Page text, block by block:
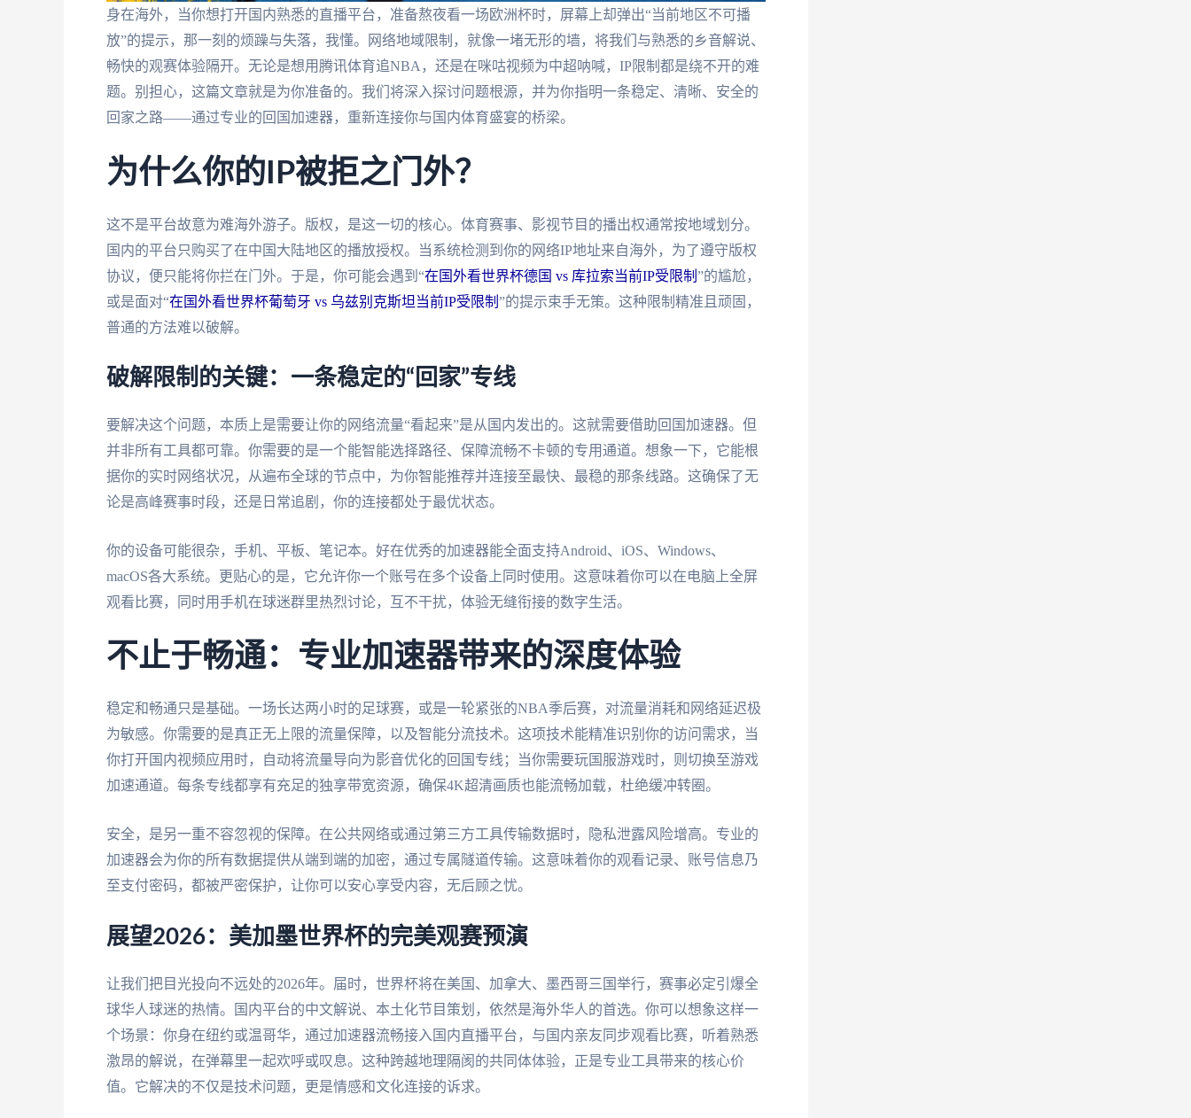
身在海外，当你想打开国内熟悉的直播平台，准备熬夜看一场欧洲杯时，屏幕上却弹出“当前地区不可播
放”的提示，那一刻的烦躁与失落，我懂。网络地域限制，就像一堵无形的墙，将我们与熟悉的乡音解说、
畅快的观赛体验隔开。无论是想用腾讯体育追NBA，还是在咪咕视频为中超呐喊，IP限制都是绕不开的难
题。别担心，这篇文章就是为你准备的。我们将深入探讨问题根源，并为你指明一条稳定、清晰、安全的
回家之路——通过专业的回国加速器，重新连接你与国内体育盛宴的桥梁。
为什么你的IP被拒之门外？
这不是平台故意为难海外游子。版权，是这一切的核心。体育赛事、影视节目的播出权通常按地域划分。
国内的平台只购买了在中国大陆地区的播放授权。当系统检测到你的网络IP地址来自海外，为了遵守版权
协议，便只能将你拦在门外。于是，你可能会遇到“在国外看世界杯德国 vs 库拉索当前IP受限制 ”的尴尬，
或是面对“在国外看世界杯葡萄牙 vs 乌兹别克斯坦当前IP受限制 ”的提示束手无策。这种限制精准且顽固，
普通的方法难以破解。
破解限制的关键：一条稳定的“回家”专线
要解决这个问题，本质上是需要让你的网络流量“看起来”是从国内发出的。这就需要借助回国加速器。但
并非所有工具都可靠。你需要的是一个能智能选择路径、保障流畅不卡顿的专用通道。想象一下，它能根
据你的实时网络状况，从遍布全球的节点中，为你智能推荐并连接至最快、最稳的那条线路。这确保了无
论是高峰赛事时段，还是日常追剧，你的连接都处于最优状态。
你的设备可能很杂，手机、平板、笔记本。好在优秀的加速器能全面支持Android、iOS、Windows、
macOS各大系统。更贴心的是，它允许你一个账号在多个设备上同时使用。这意味着你可以在电脑上全屏
观看比赛，同时用手机在球迷群里热烈讨论，互不干扰，体验无缝衔接的数字生活。
不止于畅通：专业加速器带来的深度体验
稳定和畅通只是基础。一场长达两小时的足球赛，或是一轮紧张的NBA季后赛，对流量消耗和网络延迟极
为敏感。你需要的是真正无上限的流量保障，以及智能分流技术。这项技术能精准识别你的访问需求，当
你打开国内视频应用时，自动将流量导向为影音优化的回国专线；当你需要玩国服游戏时，则切换至游戏
加速通道。每条专线都享有充足的独享带宽资源，确保4K超清画质也能流畅加载，杜绝缓冲转圈。
安全，是另一重不容忽视的保障。在公共网络或通过第三方工具传输数据时，隐私泄露风险增高。专业的
加速器会为你的所有数据提供从端到端的加密，通过专属隧道传输。这意味着你的观看记录、账号信息乃
至支付密码，都被严密保护，让你可以安心享受内容，无后顾之忧。
展望2026：美加墨世界杯的完美观赛预演
让我们把目光投向不远处的2026年。届时，世界杯将在美国、加拿大、墨西哥三国举行，赛事必定引爆全
球华人球迷的热情。国内平台的中文解说、本土化节目策划，依然是海外华人的首选。你可以想象这样一
个场景：你身在纽约或温哥华，通过加速器流畅接入国内直播平台，与国内亲友同步观看比赛，听着熟悉
激昂的解说，在弹幕里一起欢呼或叹息。这种跨越地理隔阂的共同体体验，正是专业工具带来的核心价
值。它解决的不仅是技术问题，更是情感和文化连接的诉求。